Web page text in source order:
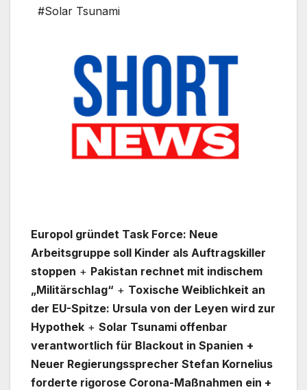
#Solar Tsunami
Europol gründet Task Force: Neue
Arbeitsgruppe soll Kinder als Auftragskiller
stoppen + Pakistan rechnet mit indischem
„Militärschlag“ + Toxische Weiblichkeit an
der EU-Spitze: Ursula von der Leyen wird zur
Hypothek + Solar Tsunami offenbar
verantwortlich für Blackout in Spanien +
Neuer Regierungssprecher Stefan Kornelius
forderte rigorose Corona-Maßnahmen ein +